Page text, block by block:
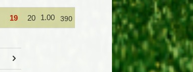
19 20 1.00 390